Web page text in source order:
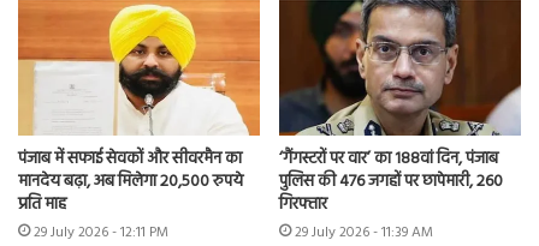
पंजाब में सफाई सेवकों और सीवरमैन का
मानदेय बढ़ा, अब मिलेगा 20,500 रुपये
प्रति माह
29 July 2026 - 12:11 PM
‘गैंगस्टरों पर वार’ का 188वां दिन, पंजाब
पुलिस की 476 जगहों पर छापेमारी, 260
गिरफ्तार
29 July 2026 - 11:39 AM